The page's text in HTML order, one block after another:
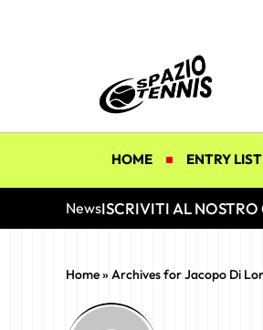
HOME ENTRY LIST
NewsISCRIVITI AL
Home» Archives for Jacopo Di